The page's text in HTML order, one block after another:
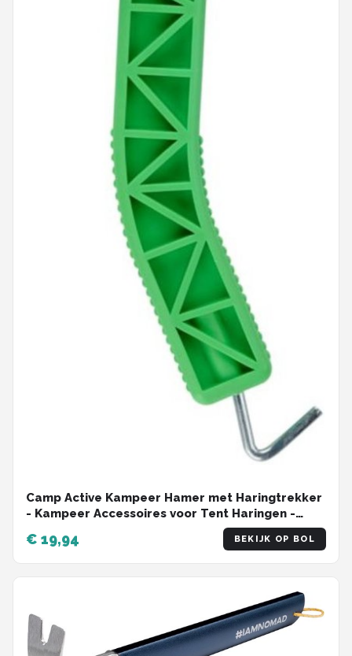
Camp Active Kampeer Hamer met Haringtrekker
- Kampeer Accessoires voor Tent Haringen -
€ 19,94 BEKIJK OP BOL